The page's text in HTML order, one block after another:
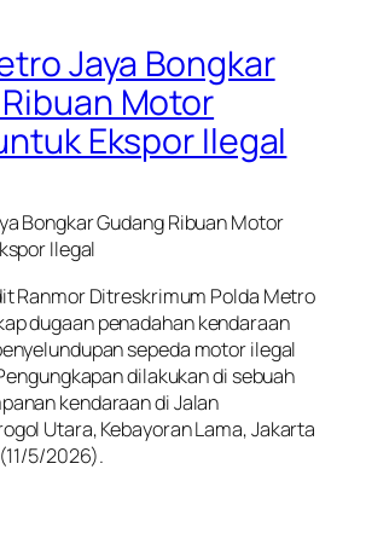
Jaya Bongkar
Motor
Ekspor Ilegal
Bongkar Gudang Ribuan Motor
Ilegal
Ranmor Ditreskrimum Polda Metro
dugaan penadahan kendaraan
sepeda motor ilegal
dilakukan di sebuah
kendaraan di Jalan
Utara, Kebayoran Lama, Jakarta
5/2026).